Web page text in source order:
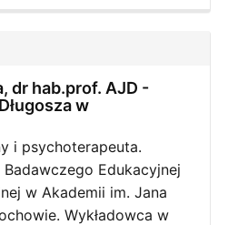
dr hab.prof. AJD -
w
i psychoterapeuta.
Badawczego Edukacyjnej
w Akademii im. Jana
Wykładowca w